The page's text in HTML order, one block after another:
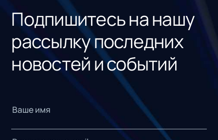
Подпишитесь на нашу
рассылку последних
новостей и событий